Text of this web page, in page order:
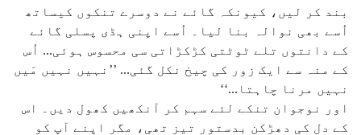
بند کر لیں، کیونکہ گائے نے دوسرے تنکوں کیساتھ
اُسے بھی نوالہ بنا لیا۔ اُسے اپنی ہڈی پسلی گائے
کے دانتوں تلے ٹوٹتی کڑکڑاتی سی محسوس ہوئی... اُس
کے منہ سے ایک زور کی چیخ نکل گئی... ’’نہیں نہیں مَیں
نہیں مرنا چاہتا...‘‘
اور نوجوان تنکے لئے سہم کر آنکھیں کھول دیں۔ اس
کے دل کی دھڑکن بدستور تیز تھی، مگر اپنے آپ کو